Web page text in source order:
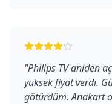
"Philips TV aniden
yüksek fiyat verdi.
götürdüm. Anakart